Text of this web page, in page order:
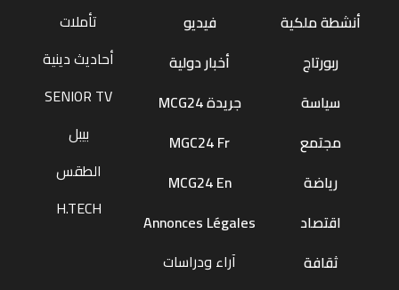
أنشطة ملكية
ربورتاج
سياسة
مجتمع
رياضة
اقتصاد
ثقافة
فيديو
أخبار دولية
جريدة MCG24
MGC24 Fr
MCG24 En
Annonces Légales
آراء ودراسات
تأملات
أحاديث دينية
SENIOR TV
بيبل
الطقس
H.TECH